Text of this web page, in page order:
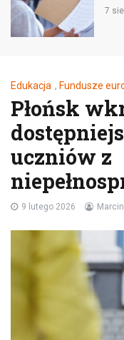
7
Edukacja , Fundusze
Płońsk
uczniów z
9 lutego 2026